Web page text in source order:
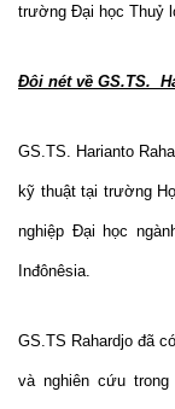
trường Đại học Thuỷ
Đôi nét về GS.TS.
GS.TS. Harianto
kỹ thuật tại trường
nghiệp Đại học
Inđônêsia.
GS.TS Rahardjo đã
và nghiên cứu